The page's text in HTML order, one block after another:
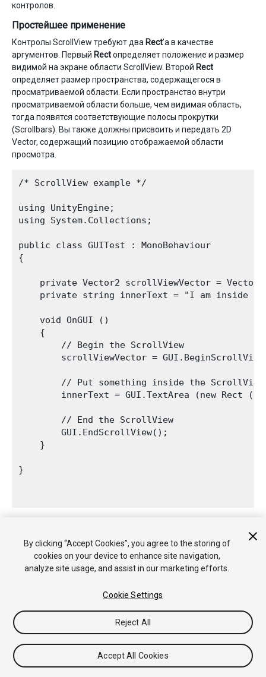
контролов.
Простейшее применение
Контролы ScrollView требуют два Rect’а в качестве
аргументов. Первый Rectопределяет положение и размер
видимой на экране области ScrollView. Второй Rect
определяет размер пространства, содержащегося в
просматриваемой области. Если пространство внутри
просматриваемой области больше, чем видимая область,
тогда появятся соответствующие полосы прокрутки
(Scrollbars). Вы также должны присвоить и передать 2D
Vector, содержащий позицию отображаемой области
просмотра.
/* ScrollView example */
using UnityEngine;
using System.Collections;
public class GUITest : MonoBehaviour
{
private Vector2 scrollViewVector =
private string innerText = "I am inside
    void OnGUI ()
    {
        // Begin the ScrollView
scrollViewVector =
        // Put something inside the ScrollView
innerText = GUI.TextArea (new Rect
        // End the ScrollView
        GUI.EndScrollView();
    }
}
The ScrollView created by the example code
By clicking “Accept Cookies”, you agree to the storing of
cookies on your device to enhance site navigation,
analyze site usage, and assist in our marketing efforts.
Cookie Settings
Reject All
Accept All Cookies